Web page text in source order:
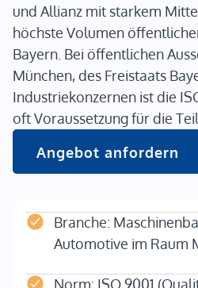
und Allianz mit starkem
höchste Volumen
Bayern. Bei öffentlichen
München, des Freistaats
Industriekonzernen ist die
oft Voraussetzung für die
Angebot anfordern
Branche:
Automotive im Raum
Norm: ISO 9001